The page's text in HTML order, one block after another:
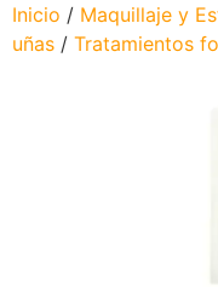
Inicio / Maquillaje y
uñas / Tratamientos